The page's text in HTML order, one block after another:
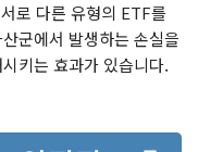
로 다른 유형의 ETF를
군에서 발생하는 손실을
키는 효과가 있습니다.